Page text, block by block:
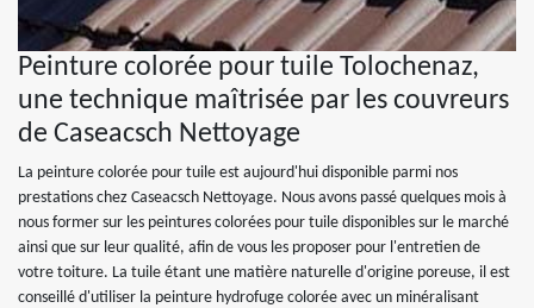
Peinture colorée pour tuile Tolochenaz,
une technique maîtrisée par les couvreurs
de Caseacsch Nettoyage
La peinture colorée pour tuile est aujourd'hui disponible parmi nos
prestations chez Caseacsch Nettoyage. Nous avons passé quelques mois à
nous former sur les peintures colorées pour tuile disponibles sur le marché
ainsi que sur leur qualité, afin de vous les proposer pour l'entretien de
votre toiture. La tuile étant une matière naturelle d'origine poreuse, il est
conseillé d'utiliser la peinture hydrofuge colorée avec un minéralisant